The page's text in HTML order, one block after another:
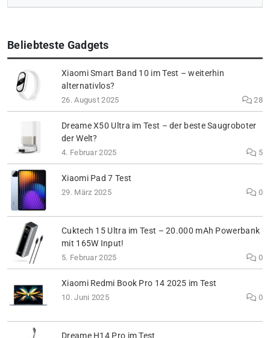
Beliebteste Gadgets
Xiaomi Smart Band 10 im Test – weiterhin
alternativlos?
26. August 2025 28
Dreame X50 Ultra im Test – der beste Saugroboter
der Welt?
4. Februar 2025 5
Xiaomi Pad 7 Test
29. März 2025 0
Cuktech 15 Ultra im Test – 20.000 mAh Powerbank
mit 165W Input!
5. Februar 2025 0
Xiaomi Redmi Book Pro 14 2025 im Test
10. Juni 2025 0
Dreame H14 Pro im Test